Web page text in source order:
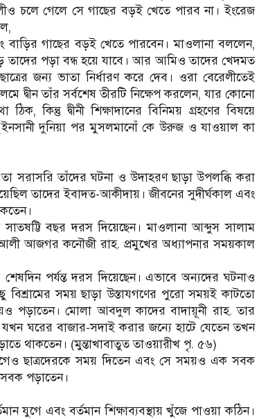
চলে গেলে সে গাছের বড়ই খেতে পারব না। ইংরেজ
গাছের বড়ই খেতে পারবেন। মাওলানা বললেন,
তাদের পড়া বন্ধ হয়ে যাবে। আর আমিও তাদের খেদমত
জন্য ভাতা নির্ধারণ করে দেব। ওরা বেরেলীতেই
তাঁর সর্বশেষ তীরটি নিক্ষেপ করলেন, যার কোনো
কিন্তু দ্বীনী শিক্ষাদানের বিনিময় গ্রহণের বিষয়ে
দুনিয়া পর মুসলমানোঁ কে উরুজ ও যাওয়াল কা
সরাসরি তাঁদের ঘটনা ও উদাহরণ ছাড়া উপলব্ধি করা
তাদের ইবাদত-আকীদায়। জীবনের সুদীর্ঘকাল এবং
বছর দরস দিয়েছেন। মাওলানা আব্দুস সালাম
আলী আজগর কনৌজী রাহ. প্রমুখের অধ্যাপনার সময়কাল
পর্যন্ত দরস দিয়েছেন। এভাবে অন্যদের ঘটনাও
বিশ্রামের সময় ছাড়া উস্তাযগণের পুরো সময়ই কাটতো
পড়াতেন। মোলা আবদুল কাদের বাদায়ূনী রাহ. তার
যখন ঘরের বাজার-সদাই করার জন্যে হাটে যেতেন তখন
থাকতেন। (মুন্তাখাবাতুত তাওয়ারীখ পৃ. ৫৬)
ছাত্রদেরকে সময় দিতেন এবং সে সময়ও এক সবক
পড়াতেন।
যুগে এবং বর্তমান শিক্ষাব্যবস্থায় খুঁজে পাওয়া কঠিন।